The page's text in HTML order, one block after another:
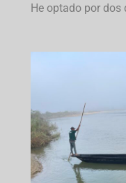
He optado por dos